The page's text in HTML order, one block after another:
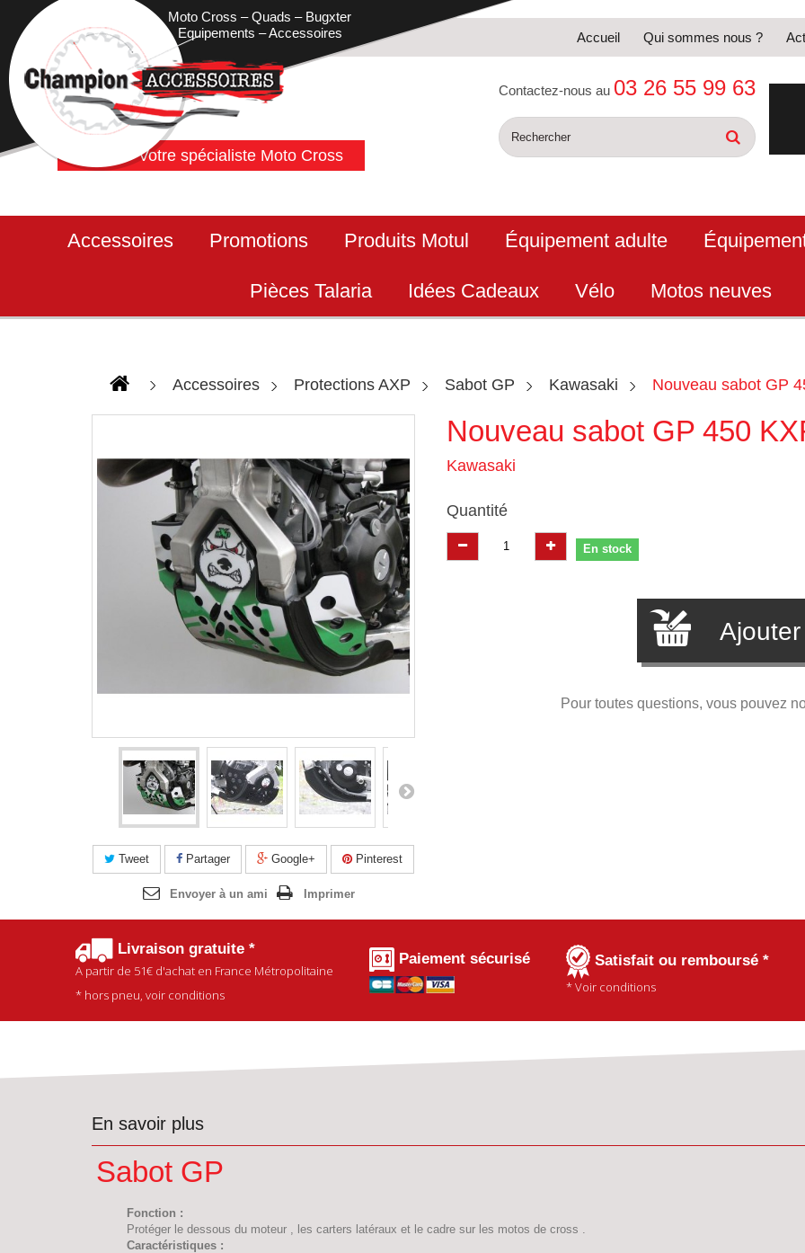
Accueil Qui sommes nous ?
Moto Cross – Quads – Bugxter
Equipements – Accessoires
Votre spécialiste Moto Cross
Contactez-nous au 03 26 55 99 63
Accessoires Promotions Produits Motul Équipement adulte
Pièces Talaria Idées Cadeaux Vélo Motos neuves
Accessoires Protections AXP Sabot GP Kawasaki Nouveau sabot GP
Agrandir l'image
Tweet Partager Google+ Pinterest
Envoyer à un ami Imprimer
Nouveau sabot GP 450
Kawasaki
Quantité
En stock
Pour toutes questions, vous pouvez
Livraison gratuite *
A partir de 51€ d'achat en France Métropolitaine
* hors pneu, voir conditions
Paiement sécurisé Satisfait ou remboursé *
* Voir conditions
En savoir plus
Sabot GP
Fonction :
Protéger le dessous du moteur , les carters latéraux et le cadre sur les motos de cross .
Caractéristiques :